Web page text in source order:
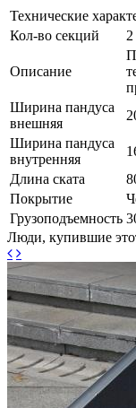
Технические
Кол-во секций
2
Описание
Ширина пандуса
внешняя
Ширина пандуса
внутренняя
Длина ската
Покрытие
Грузоподъемность
Люди, купившие